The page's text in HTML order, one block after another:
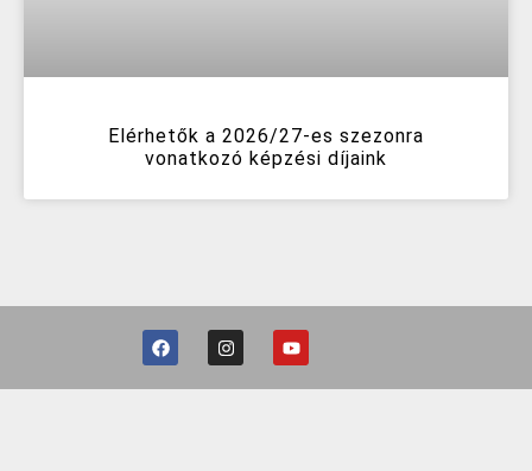
Elérhetők a 2026/27-es szezonra
vonatkozó képzési díjaink